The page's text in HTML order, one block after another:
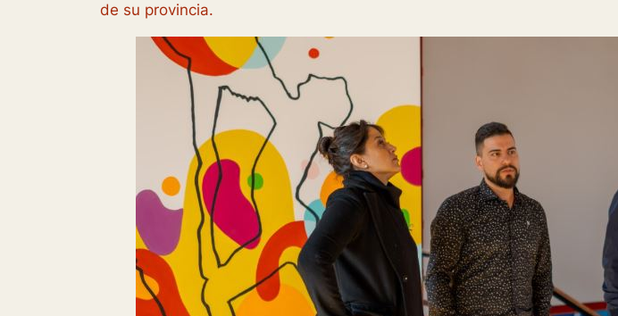
de su provincia.